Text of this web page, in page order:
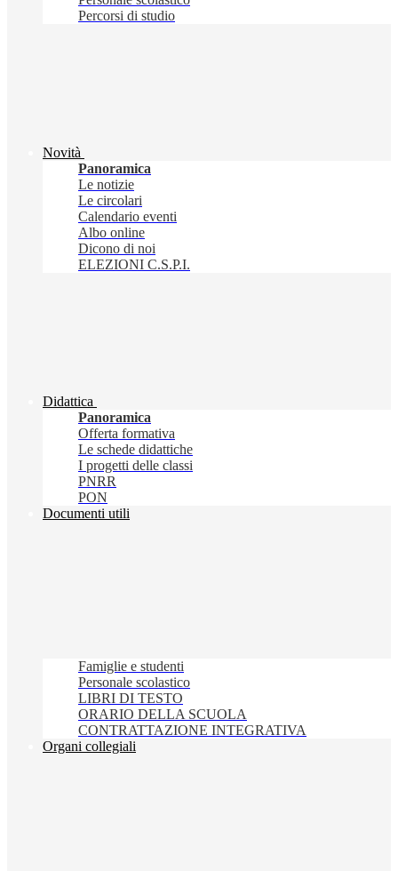
Percorsi di studio
Novità
Panoramica
Le notizie
Le circolari
Calendario eventi
Albo online
Dicono di noi
ELEZIONI C.S.P.I.
Didattica
Panoramica
Offerta formativa
Le schede didattiche
I progetti delle classi
PNRR
PON
Documenti utili
Famiglie e studenti
Personale scolastico
LIBRI DI TESTO
ORARIO DELLA SCUOLA
CONTRATTAZIONE INTEGRATIVA
Organi collegiali